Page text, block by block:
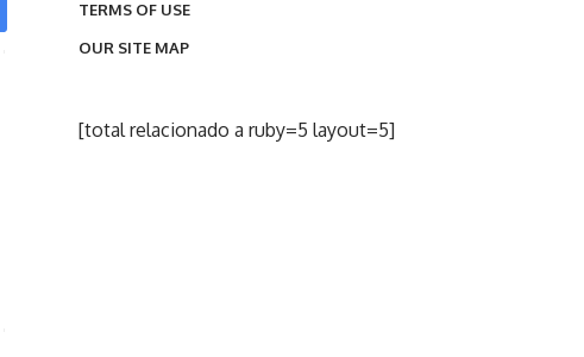
TERMS OF USE
OUR SITE MAP
[total relacionado a ruby=5 layout=5]